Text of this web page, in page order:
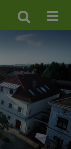
Site
search
toggle